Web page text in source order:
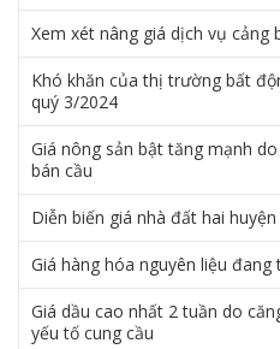
Xem xét nâng giá dịch vụ cảng
Khó khăn của thị trường bất
quý 3/2024
Giá nông sản bật tăng mạnh
bán cầu
Diễn biến giá nhà đất hai
Giá hàng hóa nguyên liệu đang
Giá dầu cao nhất 2 tuần do
yếu tố cung cầu